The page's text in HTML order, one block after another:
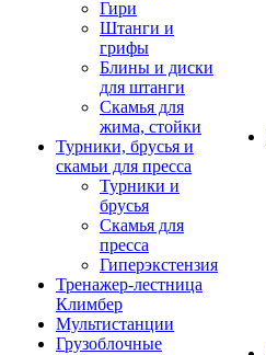
Гири
Штанги и
грифы
Блины и диски
для штанги
Скамья для
жима, стойки
Турники, брусья и
скамьи для пресса
Турники и
брусья
Скамья для
пресса
Гиперэкстензия
Тренажер-лестница
Климбер
Мультистанции
Грузоблочные